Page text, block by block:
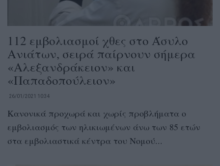
112 εμβολιασμοί χθες στο Άσυλο
Ανιάτων, σειρά παίρνουν σήμερα
«Αλεξανδράκειον» και
«Παπαδοπούλειον»
26/01/2021 10:34
Κανονικά προχωρά και χωρίς προβλήματα ο
εμβολιασμός των ηλικιωμένων άνω των 85 ετών
στα εμβολιαστικά κέντρα του Νομού...